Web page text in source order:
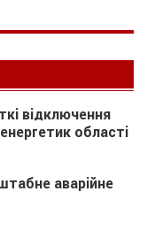
відключення
області
аварійне